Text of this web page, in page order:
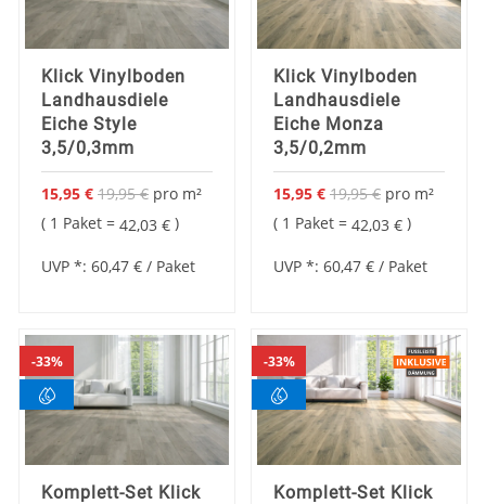
Klick Vinylboden
Landhausdiele
Eiche Style
3,5/0,3mm
15,95 € 19,95 € pro m²
1 Paket = Sonderangebot
42,03 €
UVP *: 60,47 € / Paket
Klick Vinylboden
Landhausdiele
Eiche Monza
3,5/0,2mm
15,95 € 19,95 € pro m²
1 Paket = Sonderangebot
42,03 €
UVP *: 60,47 € / Paket
33%
Komplett-Set Klick
33%
Komplett-Set Klick